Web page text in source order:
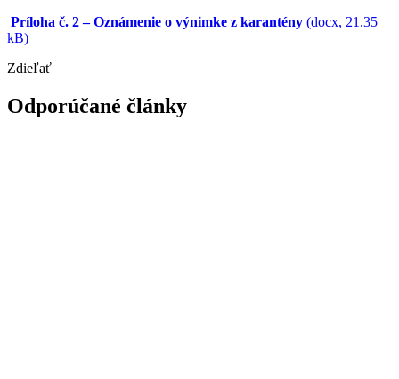
Príloha č. 2 – Oznámenie o výnimke z karantény (docx, 21.35
kB)
Zdieľať
Odporúčané články